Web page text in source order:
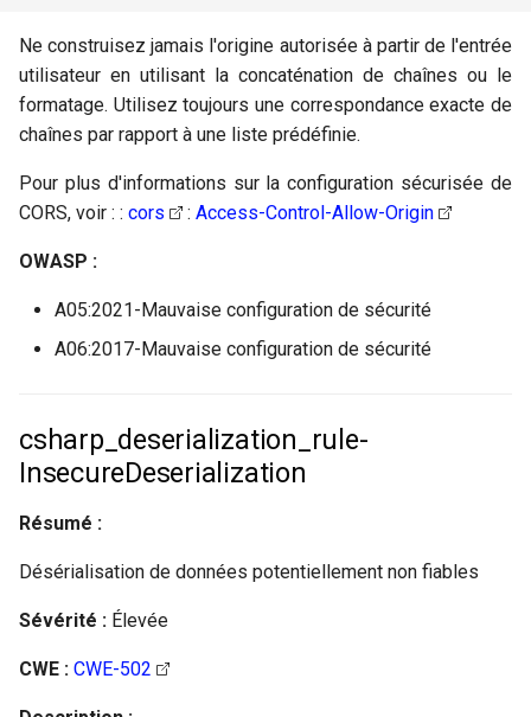
Ne construisez jamais l'origine autorisée à partir de l'entrée
utilisateur en utilisant la concaténation de chaînes ou le
formatage. Utilisez toujours une correspondance exacte de
chaînes par rapport à une liste prédéfinie.
Pour plus d'informations sur la configuration sécurisée de
CORS, voir : : cors : Access-Control-Allow-Origin
OWASP :
A05:2021-Mauvaise configuration de sécurité
A06:2017-Mauvaise configuration de sécurité
csharp_deserialization_rule-
InsecureDeserialization
Résumé :
Désérialisation de données potentiellement non fiables
Sévérité : Élevée
CWE : CWE-502